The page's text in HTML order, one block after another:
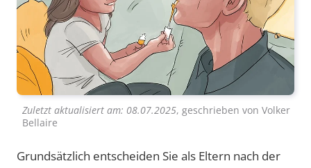
Zuletzt aktualisiert am: 08.07.2025, geschrieben von Volker
Bellaire
Grundsätzlich entscheiden Sie als Eltern nach der